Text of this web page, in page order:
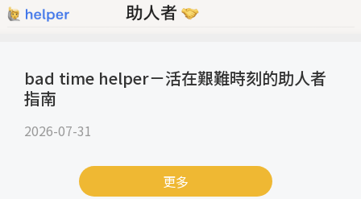
bad time helper－活在艱難時刻的助人者
指南
2026-07-31
更多